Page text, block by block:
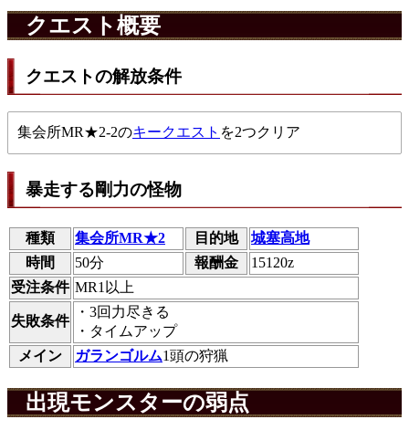
クエスト概要
クエストの解放条件
集会所MR★2-2のキークエスト を2つクリア
暴走する剛力の怪物
種類 集会所MR★2 目的地
城塞高地
時間
50分 報酬金
15120z
受注条件 MR1以上
失敗条件
・3回力尽きる
・タイムアップ
メイン
ガランゴルム1頭の狩猟
出現モンスターの弱点